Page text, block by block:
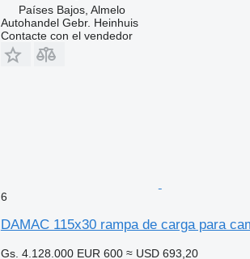
Países Bajos, Almelo
Autohandel Gebr. Heinhuis
Contacte con el vendedor
6
DAMAC 115x30 rampa de carga para
Gs. 4.128.000 EUR 600 ≈ USD 693,20